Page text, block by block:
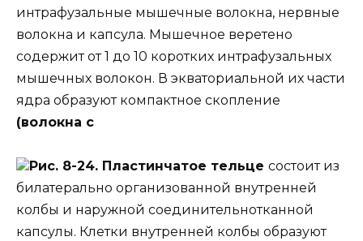
интрафузальные мышечные волокна, нервные
волокна и капсула. Мышечное веретено
содержит от 1 до 10 коротких интрафузальных
мышечных волокон. В экваториальной их части
ядра образуют компактное скопление
(волокна с
Рис. 8-24. Пластинчатое тельце состоит из
билатерально организованной внутренней
колбы и наружной соединительнотканной
капсулы. Клетки внутренней колбы образуют